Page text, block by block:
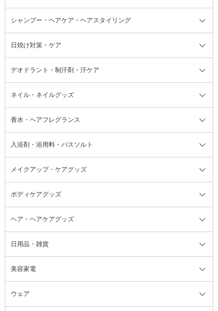
オールインワン化粧品 フェイスクリーム
フェイスオイル・バーム
ブースター・導入液
洗い流すパック・マスク
リップクリーム・リップケア
顔用マッサージ料
コンシーラー ファンデーション
フェイスパウダー
まつげ美容液 つけまつげ
アイシャドウ
アイブロウ・眉マスカラ
チーク
ハイライト・シェーディング
ボディケア全て
ボディソープ・ハンドソープ・石
けん
ボディケア
レッグ・フットケア
バストケア
ネイルケア
脱毛・除毛ケア
シャンプー・ヘアケア・ヘアスタイリング
シャンプー・ヘアケア・ヘアスタ
イリング全て
洗い流さないトリートメント
ヘアスタイリング剤
頭皮ケア・育毛剤
その他シャンプー・ヘアケア・ヘ
アスタイリング
日焼け対策・ケア
日焼け対策・ケア全て
サンオイル・タンニング
その他日焼け対策・UVケア
デオドラント・制汗剤・汗ケア
デオドラント・制汗剤・汗ケア全
て
フット用デオドラント・制汗剤・
汗ケア
ネイル・ネイルグッズ
ネイル・ネイルグッズ全て
ジェルネイル
リムーバー・除光液
香水・ヘアフレグランス
香水・ヘアフレグランス全て
フレグランスミスト
その他香水・ヘアフレグランス
入浴剤・浴用料・バスソルト
入浴剤・浴用料・バスソルト全て
バスソルト
メイクアップ・ケアグッズ
メイクアップ・ケアグッズ全て
コットン・綿棒
洗顔グッズ
ブラシ・チップ
ツィザー・毛抜き
ボディケアグッズ
ボディケアグッズ全て
マッサージ・ボディケアグッズ
かかと・角質ケアグッズ
絆創膏
ヘア・ヘアケアグッズ
ヘア・ヘアケアグッズ全て
ヘアゴム
ヘアバンド
日用品・雑貨
日用品・雑貨全て
柔軟剤
美容家電
美容家電全て
ウェア